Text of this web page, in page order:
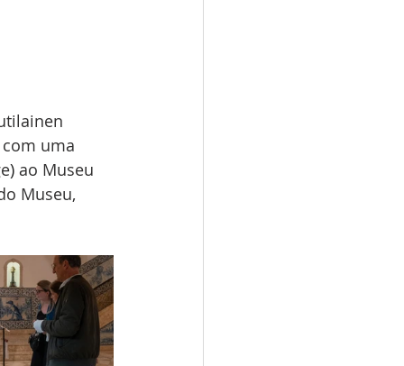
uma
) ao Museu
Museu,